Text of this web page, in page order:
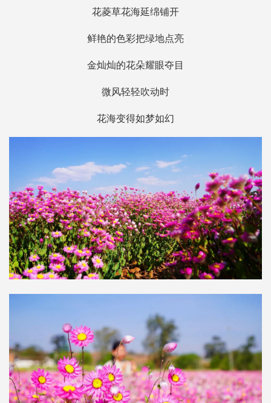
花菱草花海延绵铺开
鲜艳的色彩把绿地点亮
金灿灿的花朵耀眼夺目
微风轻轻吹动时
花海变得如梦如幻